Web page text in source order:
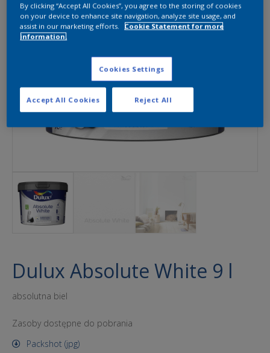
Dulux Absolute White 9 l
absolutna biel
Zasoby dostępne do pobrania
Packshot (jpg)
By clicking “Accept All Cookies”, you agree to the storing of cookies
on your device to enhance site navigation, analyze site usage, and
assist in our marketing efforts.
Cookie Statement for more
information.
Cookies Settings
Reject All
Accept All Cookies